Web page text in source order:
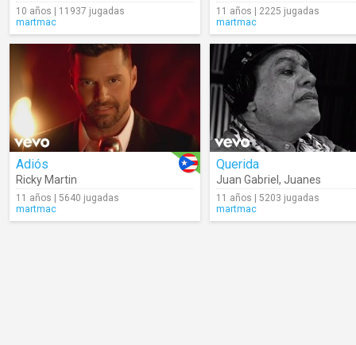
10 años | 11937 jugadas
martmac
11 años | 2225 jugadas
martmac
Adiós
Ricky Martin
11 años | 5640 jugadas
martmac
Querida
Juan Gabriel , Juanes
11 años | 5203 jugadas
martmac